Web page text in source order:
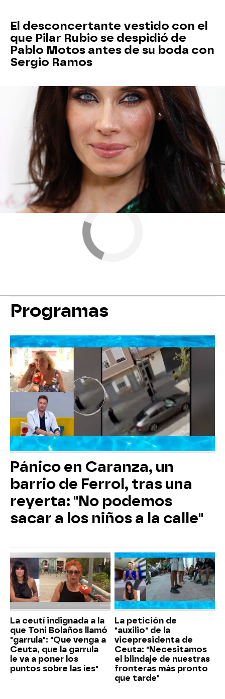
El desconcertante vestido con el
que Pilar Rubio se despidió de
Pablo Motos antes de su boda con
Sergio Ramos
Más sobre este tema:
Sergio Ramos El Hormiguero 3.0 Pablo Motos
Programas
Pánico en Caranza, un
barrio de Ferrol, tras una
reyerta: "No podemos
sacar a los niños a la calle"
La ceutí indignada a la
que Toni Bolaños llamó
"garrula": "Que venga a
Ceuta, que la garrula
le va a poner los
puntos sobre las íes"
La petición de
"auxilio" de la
vicepresidenta de
Ceuta: "Necesitamos
el blindaje de nuestras
fronteras más pronto
que tarde"